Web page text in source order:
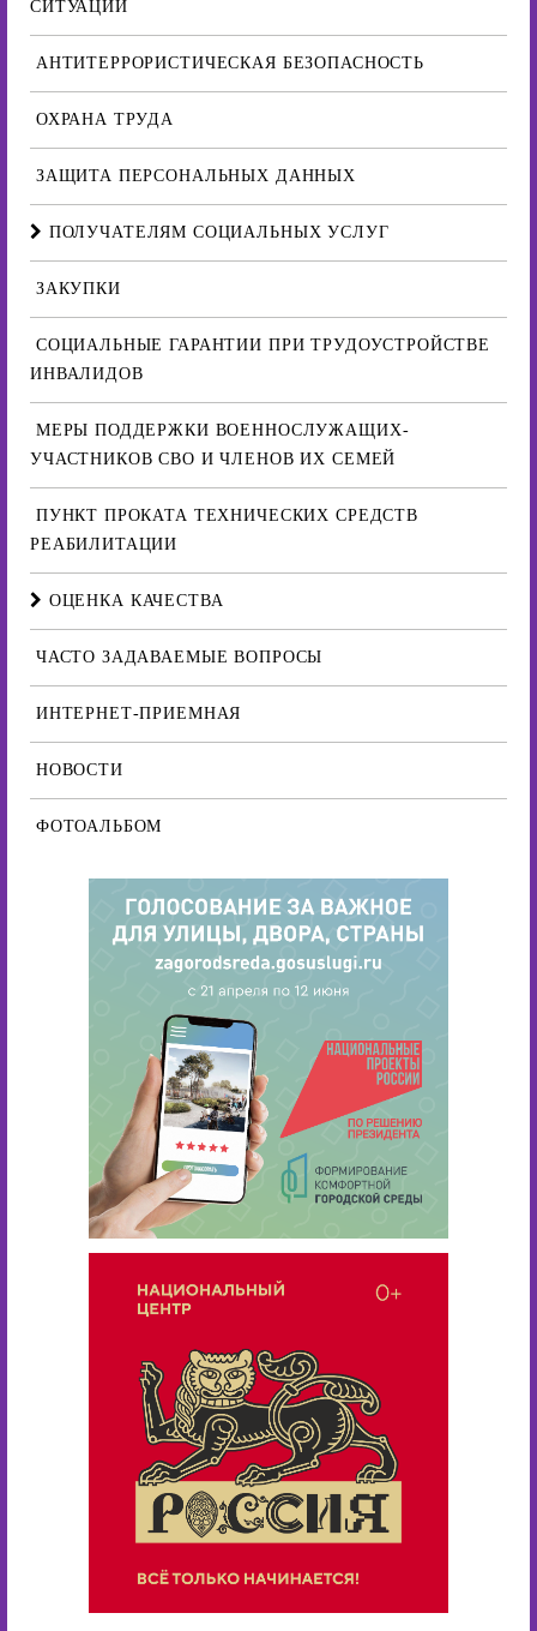
СИТУАЦИИ
АНТИТЕРРОРИСТИЧЕСКАЯ БЕЗОПАСНОСТЬ
ОХРАНА ТРУДА
ЗАЩИТА ПЕРСОНАЛЬНЫХ ДАННЫХ
ПОЛУЧАТЕЛЯМ СОЦИАЛЬНЫХ УСЛУГ
ЗАКУПКИ
СОЦИАЛЬНЫЕ ГАРАНТИИ ПРИ ТРУДОУСТРОЙСТВЕ
ИНВАЛИДОВ
МЕРЫ ПОДДЕРЖКИ ВОЕННОСЛУЖАЩИХ-
УЧАСТНИКОВ СВО И ЧЛЕНОВ ИХ СЕМЕЙ
ПУНКТ ПРОКАТА ТЕХНИЧЕСКИХ СРЕДСТВ
РЕАБИЛИТАЦИИ
ОЦЕНКА КАЧЕСТВА
ЧАСТО ЗАДАВАЕМЫЕ ВОПРОСЫ
ИНТЕРНЕТ-ПРИЕМНАЯ
НОВОСТИ
ФОТОАЛЬБОМ